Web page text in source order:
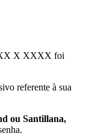
X XXXX foi
referente à sua
ou Santillana,